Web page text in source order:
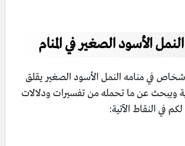
الأسود الصغير في المنام
في منامه النمل الأسود الصغير يقلق
ويبحث عن ما تحمله من تفسيرات ودلالات
في النقاط الآتية: